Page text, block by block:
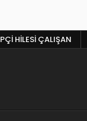
HILESI ÇALIŞAN